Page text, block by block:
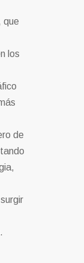
que
los
de